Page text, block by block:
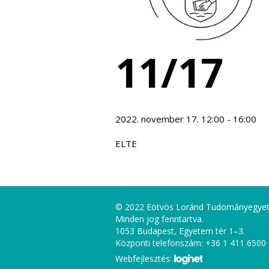
11/17
2022. november 17. 12:00 - 16:00
ELTE
© 2022 Eötvös Loránd
Minden jog fenntartva.
1053 Budapest, Egyetem tér 1–3.
Központi telefonszám: +36 1 411 6500
Webfejlesztés: